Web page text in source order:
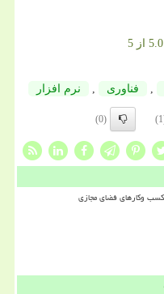
5.0 از 5
فناوری نرم افزار
(0)
وکارهای فضای مجازی